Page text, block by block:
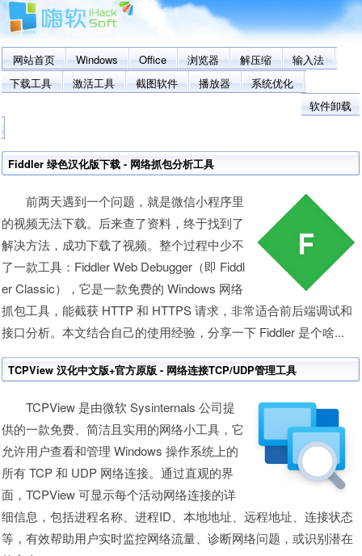
网站首页 Windows Office 浏览器 解压缩
输入法
下载工具
激活工具 截图软件 播放器
系统优化
软件卸载
Fiddler 绿色汉化版下载 - 网络抓包分析工具
前两天遇到一个问题，就是微信小程序里
的视频无法下载。后来查了资料，终于找到了
解决方法，成功下载了视频。整个过程中少不
了一款工具：Fiddler Web Debugger（即 Fiddl
er Classic），它是一款免费的 Windows 网络
抓包工具，能截获 HTTP 和 HTTPS 请求，非常适合前后端调试和
接口分析。本文结合自己的使用经验，分享一下 Fiddler 是个啥...
TCPView 汉化中文版+官方原版 - 网络连接TCP/UDP管理工具
TCPView 是由微软 Sysinternals 公司提
供的一款免费、简洁且实用的网络小工具，它
允许用户查看和管理 Windows 操作系统上的
所有 TCP 和 UDP 网络连接。通过直观的界
面，TCPView 可显示每个活动网络连接的详
细信息，包括进程名称、进程ID、本地地址、远程地址、连接状态
等，有效帮助用户实时监控网络流量、诊断网络问题，或识别潜在